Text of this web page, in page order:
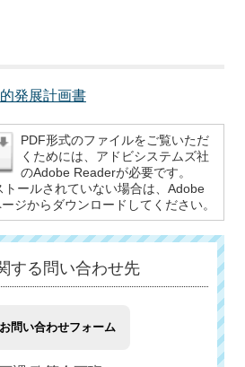
発展計画書
PDF形式のファイルをご覧いただ
くためには、アドビシステムズ社
のAdobe Readerが必要です。
ールされていない場合は、Adobe
ジからダウンロードしてください。
する問い合わせ先